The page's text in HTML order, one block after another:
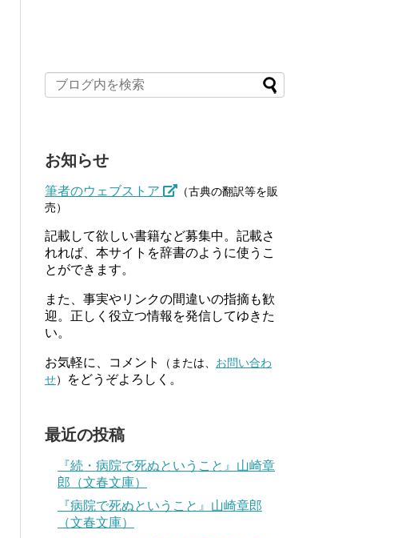
お知らせ
筆者のウェブストア
（古典の翻訳等を販
売）
記載して欲しい書籍など募集中。記載さ
れれば、本サイトを辞書のように使うこ
とができます。
また、事実やリンクの間違いの指摘も歓
迎。正しく役立つ情報を発信してゆきた
い。
お気軽に、コメント （または、 お問い合わ
せ） をどうぞよろしく。
最近の投稿
『続・病院で死ぬということ』山崎章
郎（文春文庫）
『病院で死ぬということ』山崎章郎
（文春文庫）